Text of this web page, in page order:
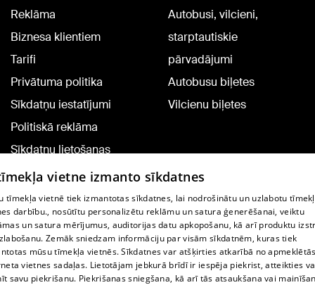
Reklāma
Biznesa klientiem
Tarifi
Privātuma politika
Sīkdatņu iestatījumi
Politiskā reklāma
Sīkdatņu lietošanas
noteikumi
Komentāru pievienošana
Autobusi, vilcieni,
starptautiskie
pārvadājumi
Autobusu biļetes
Vilcienu biļetes
TV programma
Līguma noteikumi
360 Ziņu kontakti
vietne izmanto sīkdatnes
tīmekļa vietnē tiek izmantotas sīkdatnes, lai nodrošinātu un uzlabotu
darbību., nosūtītu personalizētu reklāmu un satura ģenerēšanai, veiktu
un satura mērījumus, auditorijas datu apkopošanu, kā arī produktu
Zemāk sniedzam informāciju par visām sīkdatnēm, kuras tiek
mūsu tīmekļa vietnēs. Sīkdatnes var atšķirties atkarībā no
vietnes sadaļas. Lietotājam jebkurā brīdī ir iespēja piekrist, atteikties
savu piekrišanu. Piekrišanas sniegšana, kā arī tās atsaukšana vai